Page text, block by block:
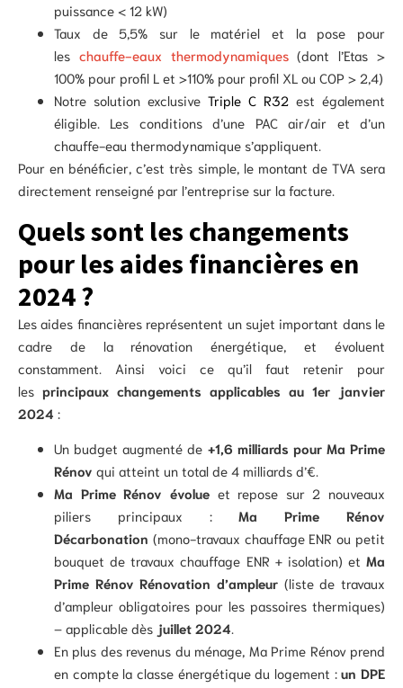
puissance < 12 kW)
Taux de 5,5% sur le matériel et la pose pour
les chauffe-eaux thermodynamiques(dont l’Etas >
100% pour profil L et >110% pour profil XL ou COP > 2,4)
Notre solution exclusive Triple C R32 est également
éligible. Les conditions d’une PAC air/air et d’un
chauffe-eau thermodynamique s’appliquent.
Pour en bénéficier, c’est très simple, le montant de TVA sera
directement renseigné par l’entreprise sur la facture.
Quels sont les changements
pour les aides financières en
2024 ?
Les aides financières représentent un sujet important dans le
cadre de la rénovation énergétique, et évoluent
constamment. Ainsi voici ce qu’il faut retenir pour
les principaux changements applicables au 1er janvier
2024 :
Un budget augmenté de +1,6 milliards pour Ma Prime
Rénov qui atteint un total de 4 milliards d’€.
Ma Prime Rénov évolueet repose sur 2 nouveaux
piliers principaux :Ma Prime Rénov
Décarbonation (mono-travaux chauffage ENR ou petit
bouquet de travaux chauffage ENR + isolation) et Ma
Prime Rénov Rénovation d’ampleur (liste de travaux
d’ampleur obligatoires pour les passoires thermiques)
– applicable dès juillet 2024
En plus des revenus du ménage, Ma Prime Rénov prend
en compte la classe énergétique du logement :un DPE